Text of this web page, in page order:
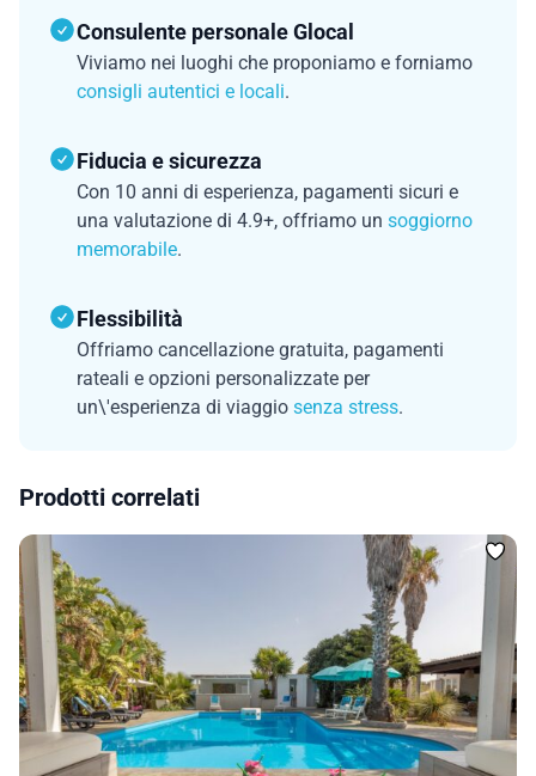
Consulente personale Glocal
Viviamo nei luoghi che proponiamo e forniamo
consigli autentici e locali.
Fiducia e sicurezza
Con 10 anni di esperienza, pagamenti sicuri e
una valutazione di 4.9+, offriamo un soggiorno
memorabile.
Flessibilità
Offriamo cancellazione gratuita, pagamenti
rateali e opzioni personalizzate per
un\'esperienza di viaggio senza stress.
Prodotti correlati